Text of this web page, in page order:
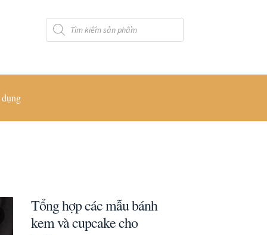
Tìm
kiếm
sản
dụng
Tổng hợp các mẫu bánh
kem và cupcake cho